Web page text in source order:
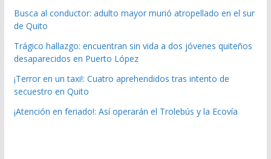
Busca al conductor: adulto mayor murió atropellado en el sur
de Quito
Trágico hallazgo: encuentran sin vida a dos jóvenes quiteños
desaparecidos en Puerto López
¡Terror en un taxi!: Cuatro aprehendidos tras intento de
secuestro en Quito
¡Atención en feriado!: Así operarán el Trolebús y la Ecovía